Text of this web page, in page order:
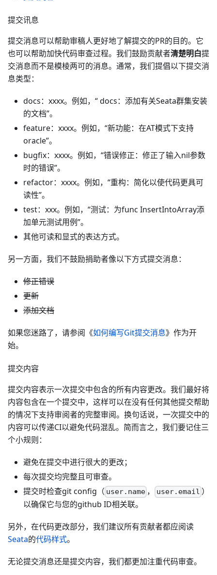
提交讯息
提交消息可以帮助审稿人更好地了解提交的PR的目的。它
也可以帮助加快代码审查过程。我们鼓励贡献者清楚明白提
交消息而不是模棱两可的消息。通常，我们提倡以下提交消
息类型：
docs：xxxx。例如，“ docs：添加有关Seata群集安装
的文档”。
feature：xxxx。例如，“新功能：在AT模式下支持
oracle”。
bugfix：xxxx。例如，“错误修正：修正了输入nil参数
时的错误”。
refactor：xxxx。例如，“重构：简化以使代码更具可
读性”。
test：xxx。例如，“测试：为func InsertIntoArray添
加单元测试用例”。
其他可读和显式的表达方式。
另一方面，我们不鼓励捐助者像以下方式提交消息：
修正错误
更新
添加文档
如果您迷路了，请参阅《如何编写Git提交消息》作为开
始。
提交内容
提交内容表示一次提交中包含的所有内容更改。我们最好将
内容包含在一个提交中，这样可以在没有任何其他提交帮助
的情况下支持审阅者的完整审阅。换句话说，一次提交中的
内容可以传递CI以避免代码混乱。简而言之，我们要记住三
个小规则：
避免在提交中进行很大的更改；
每次提交均完整且可审查。
提交时检查git config（ user.name ， user.email ）
以确保它与您的github ID相关联。
另外，在代码更改部分，我们建议所有贡献者都应阅读
Seata的代码样式。
无论提交消息还是提交内容，我们都更加注重代码审查。